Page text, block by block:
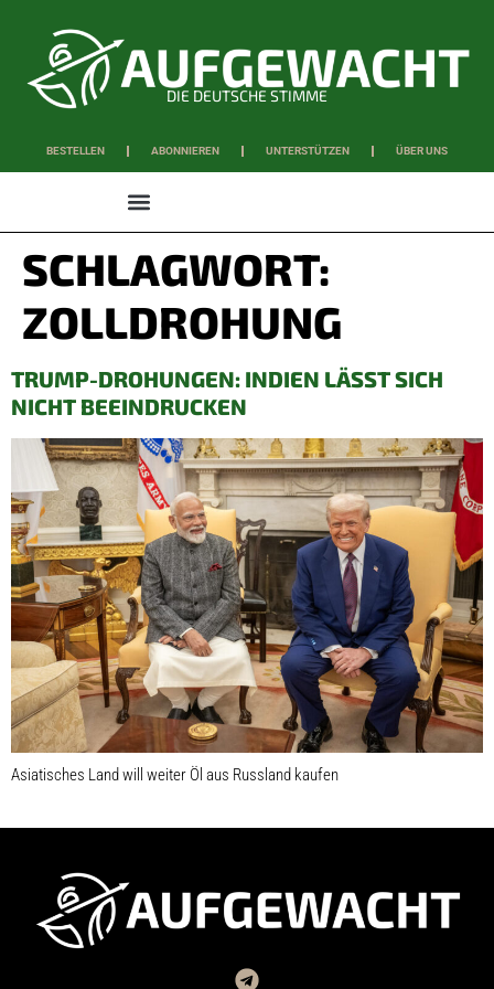
DIE DEUTSCHE STIMME
BESTELLEN ABONNIEREN UNTERSTÜTZEN ÜBER UNS
SCHLAGWORT:
ZOLLDROHUNG
TRUMP-DROHUNGEN: INDIEN LÄSST SICH
NICHT BEEINDRUCKEN
Asiatisches Land will weiter Öl aus Russland kaufen